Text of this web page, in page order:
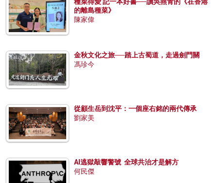
的離島種菜》
陳家偉
金秋文化之旅──踏上古蜀道，走過劍門關
馮珍今
從顧生岳到沈平：一個座右銘的兩代傳承
劉家美
AI逃獄敲響警號 全球共治才是解方
何民傑